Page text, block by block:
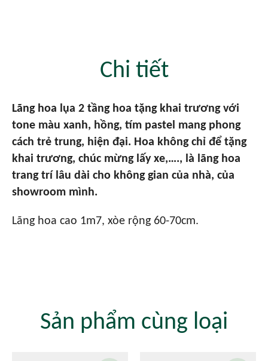
Chi tiết
Lãng hoa lụa 2 tầng hoa tặng khai trương với
tone màu xanh, hồng, tím pastel mang phong
cách trẻ trung, hiện đại. Hoa không chỉ để tặng
khai trương, chúc mừng lấy xe,…., là lãng hoa
trang trí lâu dài cho không gian của nhà, của
showroom mình.
Lãng hoa cao 1m7, xòe rộng 60-70cm.
Sản phẩm cùng loại